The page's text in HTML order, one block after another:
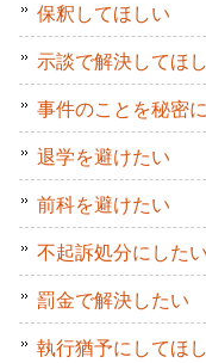
保釈してほしい
示談で解決してほ
事件のことを秘密
退学を避けたい
前科を避けたい
不起訴処分にしたい
罰金で解決したい
執行猶予にしてほ